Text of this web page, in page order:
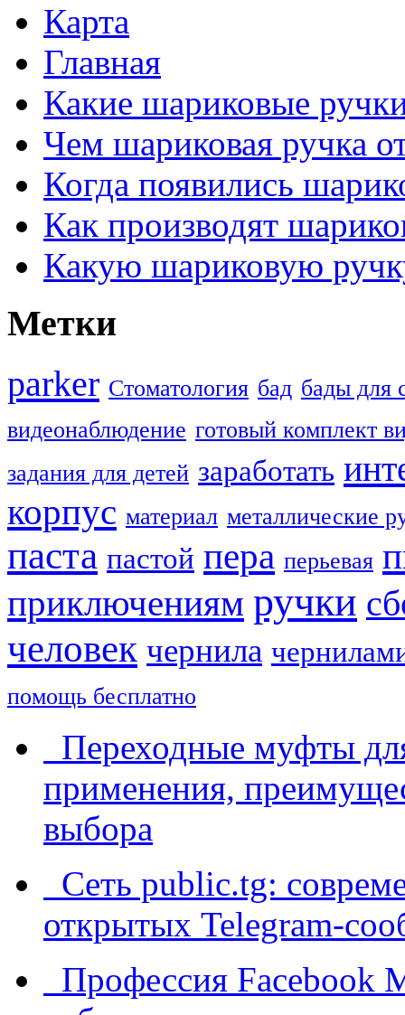
Карта
Главная
Какие шариковые
Чем шариковая ручка
Когда появились
Как производят
Какую шариковую
Метки
parker Стоматология бад бады для
видеонаблюдение готовый комплект
задания для детей заработать
корпус материал металлические
паста пастой пера перьевая
приключениям ручки
человек чернила
помощь бесплатно
Переходные муфты
применения,
выбора
Сеть public.tg:
открытых Telegram-
Профессия Facebook